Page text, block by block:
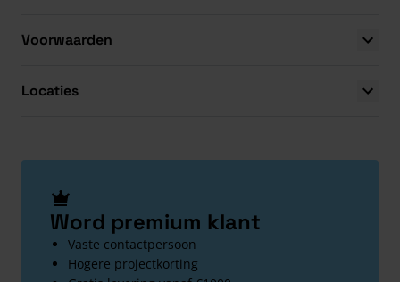
Voorwaarden
Locaties
Word premium klant
Vaste contactpersoon
Hogere projectkorting